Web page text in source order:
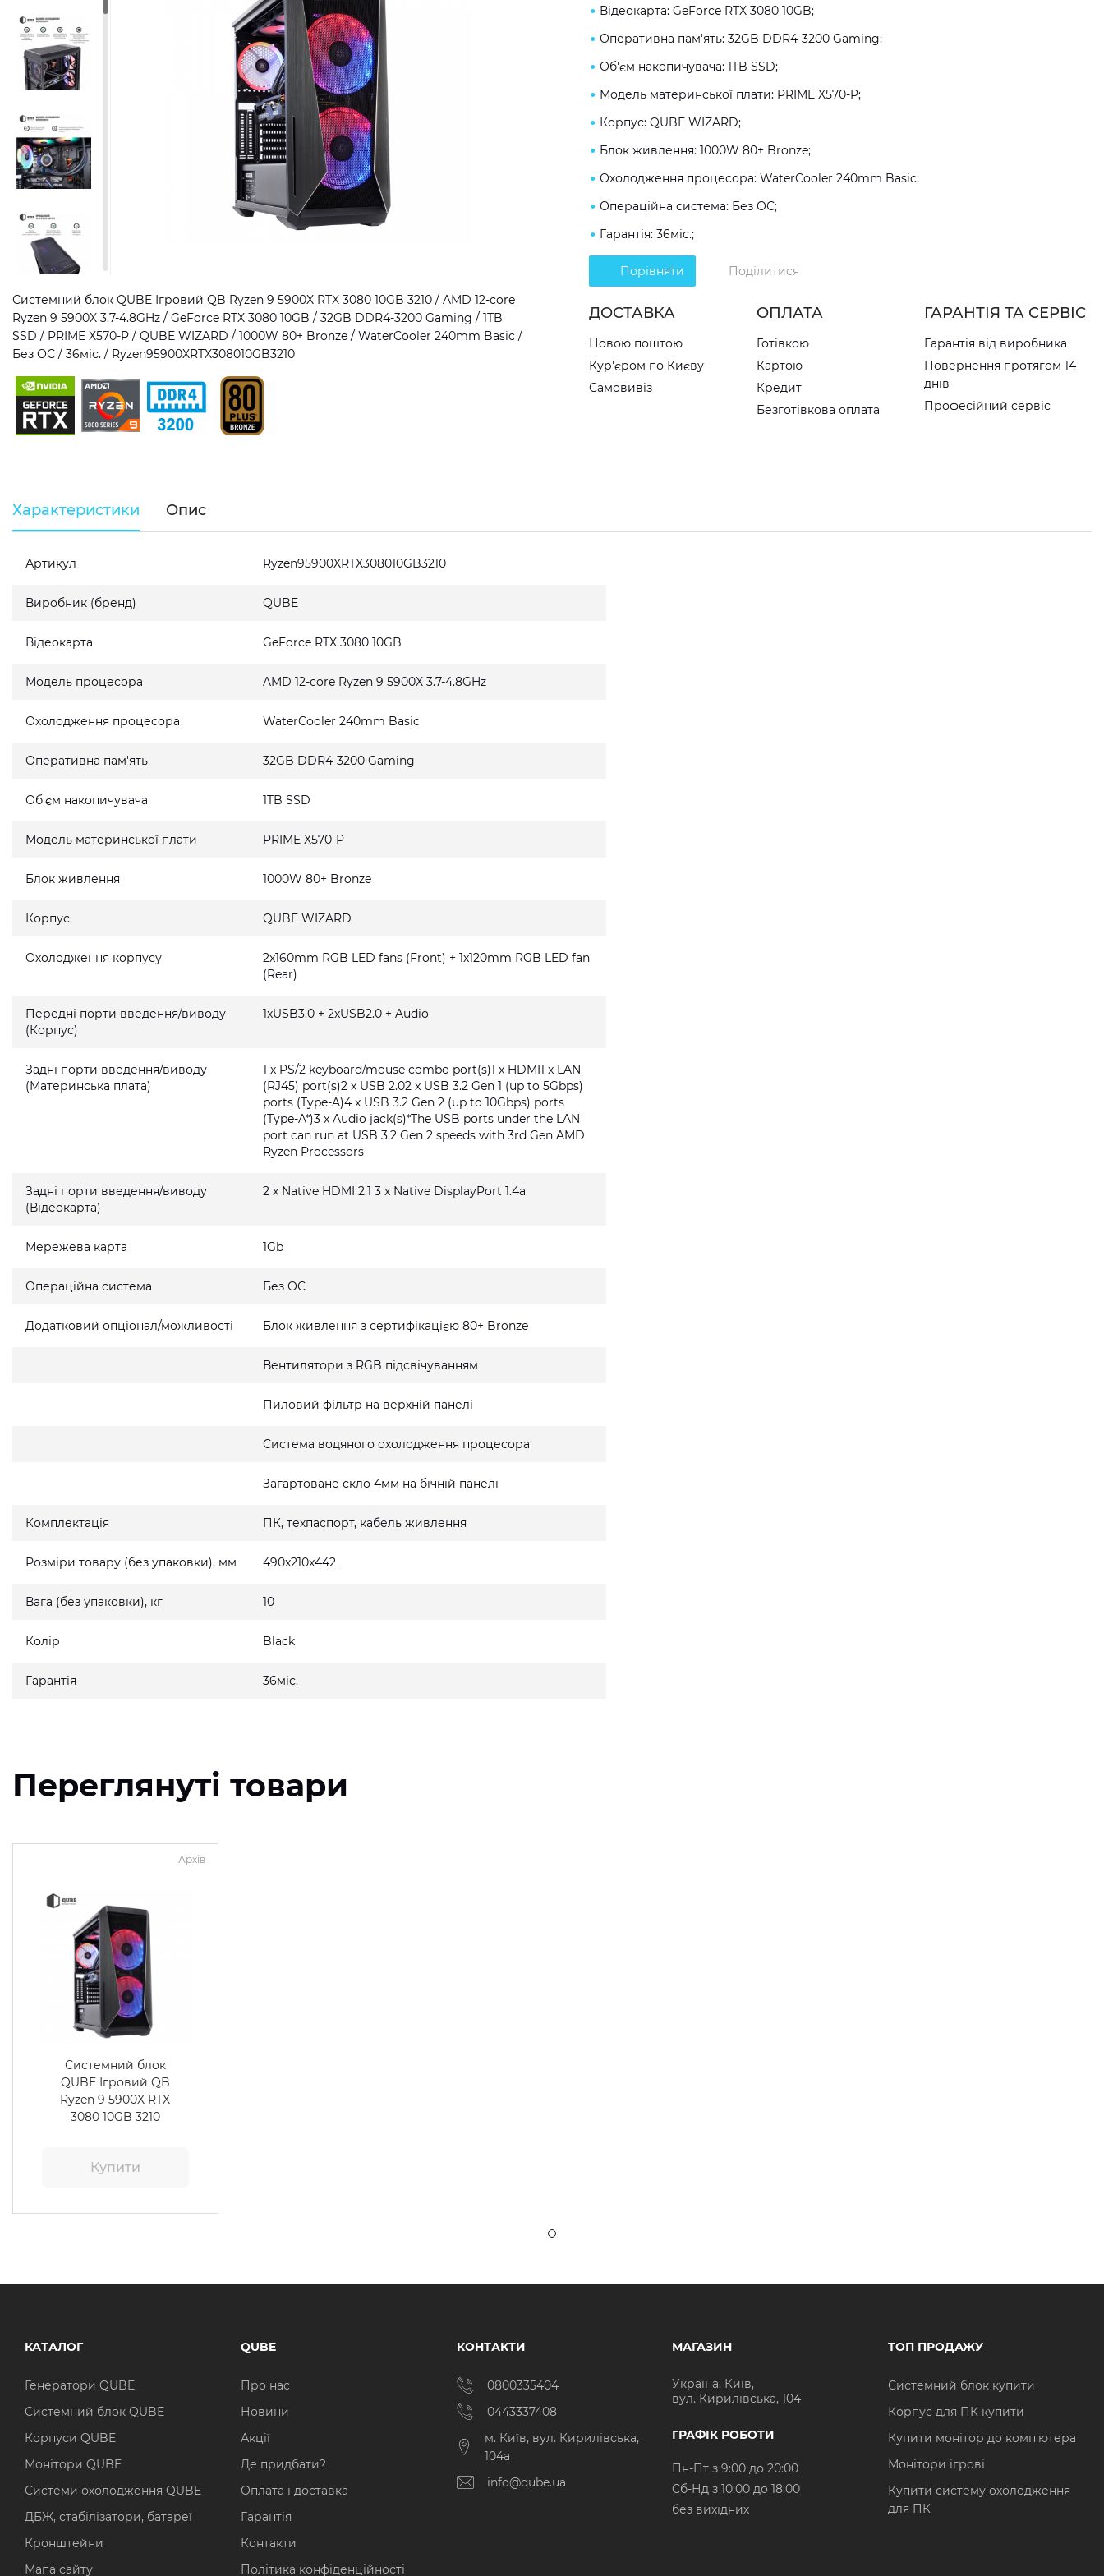
Системний блок QUBE Ігровий QB Ryzen 9 5900X RTX 3080 10GB 3210 / AMD 12-core
Ryzen 9 5900X 3.7-4.8GHz / GeForce RTX 3080 10GB / 32GB DDR4-3200 Gaming / 1TB
SSD / PRIME X570-P / QUBE WIZARD / 1000W 80+ Bronze / WaterCooler 240mm Basic /
Без ОС / 36міс. / Ryzen95900XRTX308010GB3210
Відеокарта: GeForce RTX 3080 10GB;
Оперативна пам'ять: 32GB DDR4-3200 Gaming;
Об'єм накопичувача: 1TB SSD;
Модель материнської плати: PRIME X570-P;
Корпус: QUBE WIZARD;
Блок живлення: 1000W 80+ Bronze;
Охолодження процесора: WaterCooler 240mm Basic;
Операційна система: Без ОС;
Гарантія: 36міс.;
Порівняти Поділитися
ДОСТАВКА
Новою поштою
Кур'єром по Києву
Самовивіз
ОПЛАТА
Готівкою
Картою
Кредит
Безготівкова оплата
ГАРАНТІЯ ТА СЕРВІС
Гарантія від виробника
Повернення протягом 14
днів
Професійний сервіс
Характеристики Опис
Артикул Ryzen95900XRTX308010GB3210
Виробник (бренд) QUBE
Відеокарта GeForce RTX 3080 10GB
Модель процесора AMD 12-core Ryzen 9 5900X 3.7-4.8GHz
Охолодження процесора WaterCooler 240mm Basic
Оперативна пам'ять 32GB DDR4-3200 Gaming
Об'єм накопичувача 1TB SSD
Модель материнської плати PRIME X570-P
Блок живлення 1000W 80+ Bronze
Корпус QUBE WIZARD
Охолодження корпусу
2x160mm RGB LED fans (Front) + 1x120mm RGB LED fan
(Rear)
Передні порти введення/виводу
(Корпус)
1xUSB3.0 + 2xUSB2.0 + Audio
Задні порти введення/виводу
(Материнська плата)
1 x PS/2 keyboard/mouse combo port(s)1 x HDMI1 x LAN
(RJ45) port(s)2 x USB 2.02 x USB 3.2 Gen 1 (up to 5Gbps)
ports (Type-A)4 x USB 3.2 Gen 2 (up to 10Gbps) ports
(Type-A*)3 x Audio jack(s)*The USB ports under the LAN
port can run at USB 3.2 Gen 2 speeds with 3rd Gen AMD
Ryzen Processors
Задні порти введення/виводу
(Відеокарта)
2 x Native HDMI 2.1 3 x Native DisplayPort 1.4a
Мережева карта 1Gb
Операційна система Без ОС
Додатковий опціонал/можливості Блок живлення з сертифікацією 80+ Bronze
Вентилятори з RGB підсвічуванням
Пиловий фільтр на верхній панелі
Система водяного охолодження процесора
Загартоване скло 4мм на бічній панелі
Комплектація ПК, техпаспорт, кабель живлення
Розміри товару (без упаковки), мм 490x210x442
Вага (без упаковки), кг 10
Колір Black
Гарантія 36міс.
Переглянуті товари
Архів
Системний блок
QUBE Ігровий QB
Ryzen 9 5900X RTX
3080 10GB 3210
Купити
КАТАЛОГ
Генератори QUBE
Системний блок QUBE
Корпуси QUBE
Монітори QUBE
Системи охолодження QUBE
ДБЖ, стабілізатори, батареї
Кронштейни
Мапа сайту
QUBE
Про нас
Новини
Акції
Де придбати?
Оплата і доставка
Гарантія
Контакти
Політика конфіденційності
КОНТАКТИ
0800335404
0443337408
м. Київ, вул. Кирилівська,
104а
info@qube.ua
МАГАЗИН
Україна, Київ,
вул. Кирилівська, 104
ГРАФІК РОБОТИ
Пн-Пт з 9:00 до 20:00
Cб-Нд з 10:00 до 18:00
без вихідних
ТОП ПРОДАЖУ
Системний блок купити
Корпус для ПК купити
Купити монітор до комп'ютера
Монітори ігрові
Купити систему охолодження
для ПК